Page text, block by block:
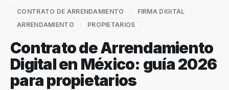
CONTRATO DE ARRENDAMIENTO
FIRMA DIGITAL
ARRENDAMIENTO
PROPIETARIOS
Contrato de Arrendamiento
Digital en México: guía 2026
para propietarios